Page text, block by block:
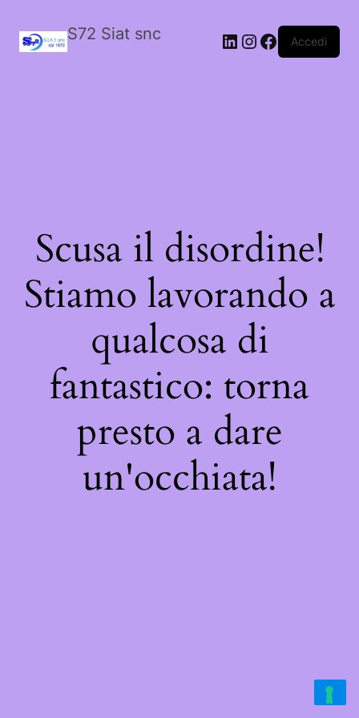
S72 Siat snc LinkedIn
Instagram
Facebook
Accedi
Scusa il disordine!
Stiamo lavorando a
qualcosa di
fantastico: torna
presto a dare
un'occhiata!